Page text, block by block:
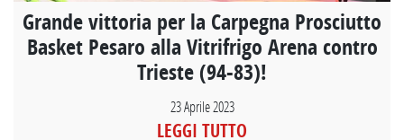
Grande vittoria per la Carpegna Prosciutto
Basket Pesaro alla Vitrifrigo Arena contro
Trieste (94-83)!
23 Aprile 2023
LEGGI TUTTO